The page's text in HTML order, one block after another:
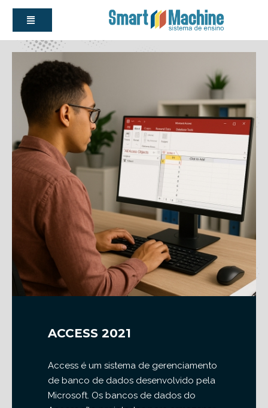
ACCESS 2021
Access é um sistema de gerenciamento
de banco de dados desenvolvido pela
Microsoft. Os bancos de dados do